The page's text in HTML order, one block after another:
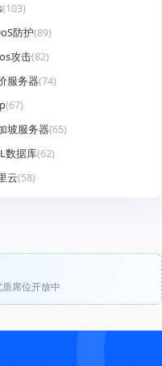
(103)
防护(89)
攻击(82)
服务器(74)
(67)
坡服务器(65)
数据库(62)
云(58)
席位开放中